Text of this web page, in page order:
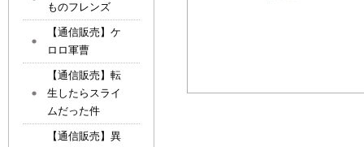
ものフレンズ
【通信販売】ケ
ロロ軍曹
【通信販売】転
生したらスライ
ムだった件
【通信販売】異